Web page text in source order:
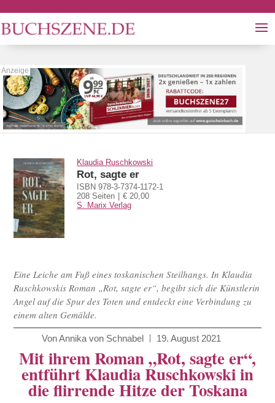
Klaudia Ruschkowski
Rot, sagte er
ISBN 978-3-7374-1172-1
208 Seiten
€ 20,00
S. Marix Verlag
Eine Leiche am Fuß eines toskanischen Steilhangs. In Klaudia
Ruschkowskis Roman „Rot, sagte er“, begibt sich die Künstlerin
Angel auf die Spur des Toten und entdeckt eine Verbindung zu
einem alten Gemälde.
VonAnnika von Schnabel 19. August 2021
Mit ihrem Roman „Rot, sagte er“,
entführt Klaudia Ruschkowski in
die flirrende Hitze der Toskana